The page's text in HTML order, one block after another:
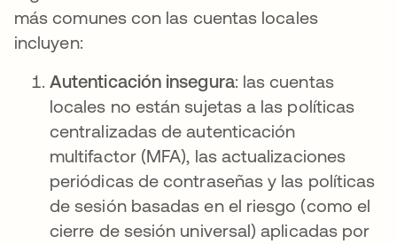
más comunes con las cuentas locales
incluyen:
Autenticación insegura: las cuentas
locales no están sujetas a las políticas
centralizadas de autenticación
multifactor (MFA), las actualizaciones
periódicas de contraseñas y las políticas
de sesión basadas en el riesgo (como el
cierre de sesión universal) aplicadas por